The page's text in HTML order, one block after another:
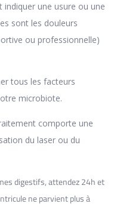
indiquer une usure ou une
sont les douleurs
ou professionnelle)
tous les facteurs
microbiote.
comporte une
du laser ou du
digestifs, attendez 24h et
ne parvient plus à